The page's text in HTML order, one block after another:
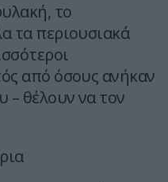
το
τα περιουσιακά
από όσους ανήκαν
– θέλουν να τον